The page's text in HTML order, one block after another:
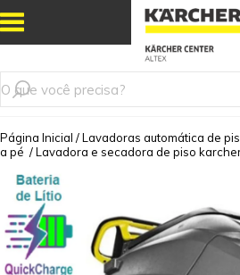
Página Inicial /Lavadoras automática de
a pé /Lavadora e secadora de piso